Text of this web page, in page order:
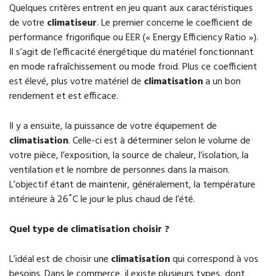
Quelques critères entrent en jeu quant aux caractéristiques
de votre climatiseur. Le premier concerne le coefficient de
performance frigorifique ou EER (« Energy Efficiency Ratio »).
Il s’agit de l’efficacité énergétique du matériel fonctionnant
en mode rafraîchissement ou mode froid. Plus ce coefficient
est élevé, plus votre matériel de climatisationa un bon
rendement et est efficace.
Il y a ensuite, la puissance de votre équipement de
climatisation. Celle-ci est à déterminer selon le volume de
votre pièce, l’exposition, la source de chaleur, l’isolation, la
ventilation et le nombre de personnes dans la maison.
L’objectif étant de maintenir, généralement, la température
intérieure à 26˚C le jour le plus chaud de l’été.
Quel type de climatisation choisir ?
L’idéal est de choisir une climatisationqui correspond à vos